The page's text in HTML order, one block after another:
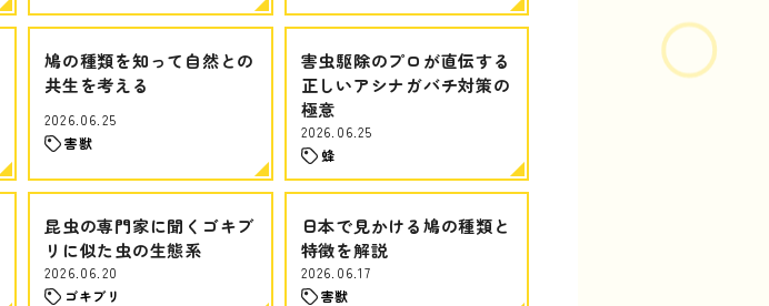
鳩の種類を知って自然との
共生を考える
2026.06.25
害獣
害虫駆除のプロが直伝する
正しいアシナガバチ対策の
極意
2026.06.25
蜂
昆虫の専門家に聞くゴキブ
リに似た虫の生態系
2026.06.20
ゴキブリ
日本で見かける鳩の種類と
特徴を解説
2026.06.17
害獣